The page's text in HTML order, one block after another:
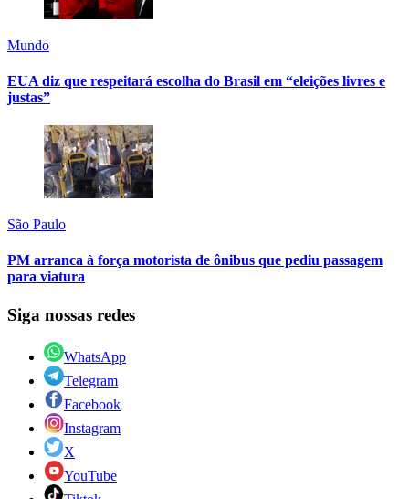
Mundo
EUA diz que respeitará escolha do Brasil em “eleições livres e
justas”
São Paulo
PM arranca à força motorista de ônibus que pediu passagem
para viatura
Siga nossas redes
WhatsApp
Telegram
Facebook
Instagram
X
YouTube